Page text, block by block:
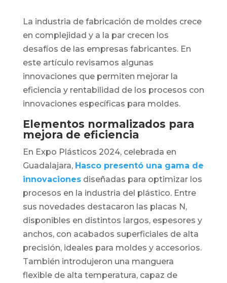
La industria de fabricación de moldes crece
en complejidad y a la par crecen los
desafíos de las empresas fabricantes. En
este artículo revisamos algunas
innovaciones que permiten mejorar la
eficiencia y rentabilidad de los procesos con
innovaciones específicas para moldes.
Elementos normalizados para
mejora de eficiencia
En Expo Plásticos 2024, celebrada en
Guadalajara, Hasco presentó una gama de
innovacionesdiseñadas para optimizar los
procesos en la industria del plástico. Entre
sus novedades destacaron las placas N,
disponibles en distintos largos, espesores y
anchos, con acabados superficiales de alta
precisión, ideales para moldes y accesorios.
También introdujeron una manguera
flexible de alta temperatura, capaz de